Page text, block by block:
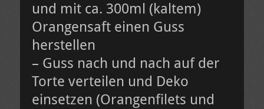
und mit ca. 300ml (kaltem)
Orangensaft einen Guss
herstellen
– Guss nach und nach auf der
Torte verteilen und Deko
einsetzen (Orangenfilets und